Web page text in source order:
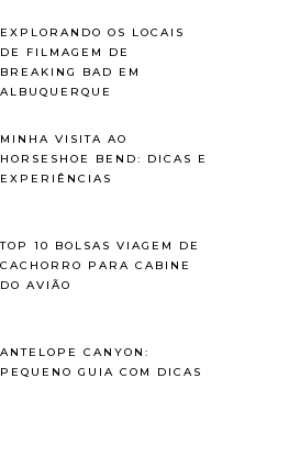
EXPLORANDO OS LOCAIS
DE FILMAGEM DE
BREAKING BAD EM
ALBUQUERQUE
MINHA VISITA AO
HORSESHOE BEND: DICAS E
EXPERIÊNCIAS
TOP 10 BOLSAS VIAGEM DE
CACHORRO PARA CABINE
DO AVIÃO
ANTELOPE CANYON:
PEQUENO GUIA COM DICAS